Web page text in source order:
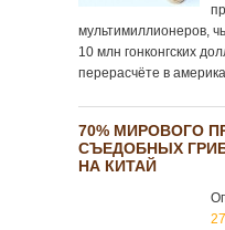
мультимиллионеров,
10 млн гонконгских
перерасчёте в
70% МИРОВОГО
СЪЕДОБНЫХ
НА КИТАЙ